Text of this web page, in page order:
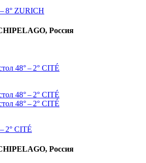
8° ZURICH
Россия
2° CITÉ
Россия